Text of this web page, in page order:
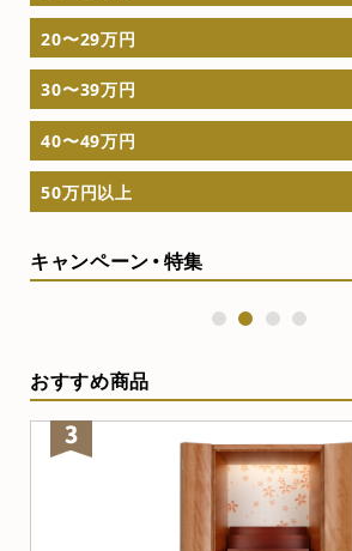
20〜29万円
30〜39万円
40〜49万円
50万円以上
キャンペーン・特集
3
おすすめ商品